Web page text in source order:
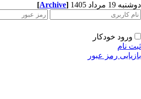
19 مرداد 1405 [Archive]
ورود خودکار
نام
رمز عبور